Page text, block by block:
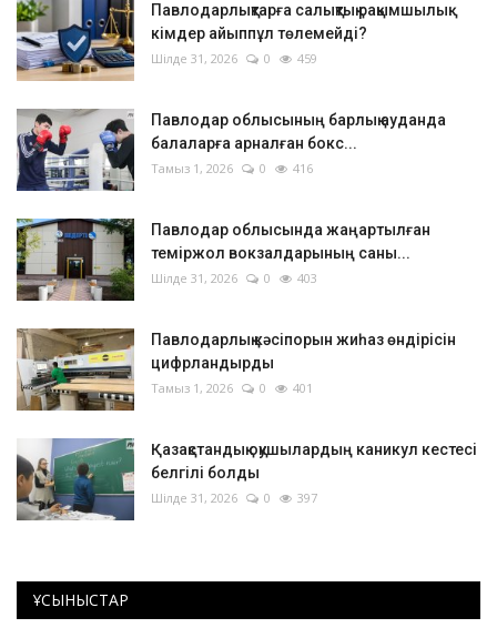
Павлодарлықтарға салықтық рақымшылық:
кімдер айыппұл төлемейді?
Шілде 31, 2026 0 459
Павлодар облысының барлық ауданда
балаларға арналған бокс...
Тамыз 1, 2026 0 416
Павлодар облысында жаңартылған
теміржол вокзалдарының саны...
Шілде 31, 2026 0 403
Павлодарлық кәсіпорын жиһаз өндірісін
цифрландырды
Тамыз 1, 2026 0 401
Қазақстандық оқушылардың каникул кестесі
белгілі болды
Шілде 31, 2026 0 397
ҰСЫНЫСТАР